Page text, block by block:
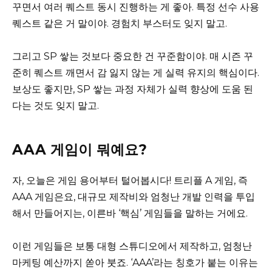
꾸면서 여러 퀘스트 동시 진행하는 게 좋아. 특정 선수 사용
퀘스트 같은 거 말이야. 경험치 부스터도 잊지 말고.
그리고 SP 쌓는 것보다 중요한 건 꾸준함이야. 매 시즌 꾸
준히 퀘스트 깨면서 감 잃지 않는 게 실력 유지의 핵심이다.
보상도 좋지만, SP 쌓는 과정 자체가 실력 향상에 도움 된
다는 것도 잊지 말고.
AAA 게임이 뭐예요?
자, 오늘은 게임 용어부터 털어봅시다! 트리플 A 게임, 즉
AAA 게임은요, 대규모 제작비와 엄청난 개발 인력을 투입
해서 만들어지는, 이른바 ‘핵심’ 게임들을 말하는 거에요.
이런 게임들은 보통 대형 스튜디오에서 제작하고, 엄청난
마케팅 예산까지 쏟아 붓죠. ‘AAA’라는 칭호가 붙는 이유는